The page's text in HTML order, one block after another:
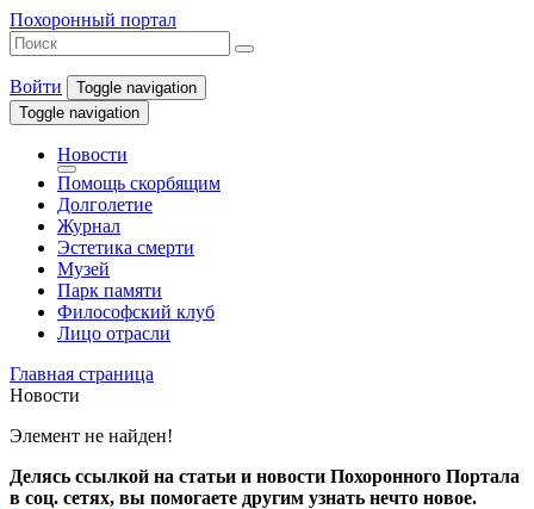
Похоронный портал
Войти
Toggle navigation
Toggle navigation
Новости
Помощь скорбящим
Долголетие
Журнал
Эстетика смерти
Музей
Парк памяти
Философский клуб
Лицо отрасли
Главная страница
Новости
Элемент не найден!
Делясь ссылкой на статьи и новости Похоронного Портала
в соц. сетях, вы помогаете другим узнать нечто новое.